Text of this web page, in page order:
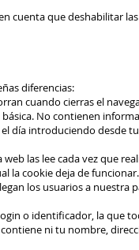
cuenta que deshabilitar
diferencias:
cuando cierras el
No contienen
día introduciendo desde
las lee cada vez que
la cookie deja de
los usuarios a nuestra
o identificador, la que
ni tu nombre,